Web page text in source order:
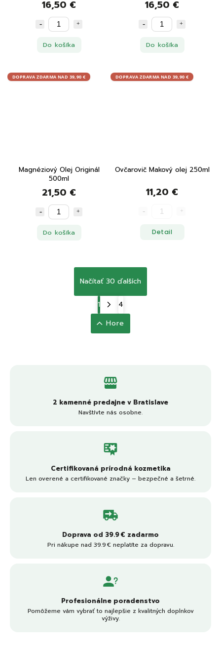
16,50 €
Do košíka
16,50 €
Do košíka
DOPRAVA ZDARMA NAD 39,90 €
Magnéziový Olej Originál
500ml
21,50 €
Do košíka
DOPRAVA ZDARMA NAD 39,90 €
Ovčarovič Makový olej 250ml
11,20 €
Detail
Načítať 30 ďalších
1
4
Hore
2 kamenné predajne v Bratislave
Navštívte nás osobne.
Certifikovaná prírodná kozmetika
Len overené a certifikované značky – bezpečné a šetrné.
Doprava od 39.9 € zadarmo
Pri nákupe nad 39.9 € neplatíte za dopravu.
Profesionálne poradenstvo
Pomôžeme vám vybrať to najlepšie z kvalitných doplnkov
výživy.